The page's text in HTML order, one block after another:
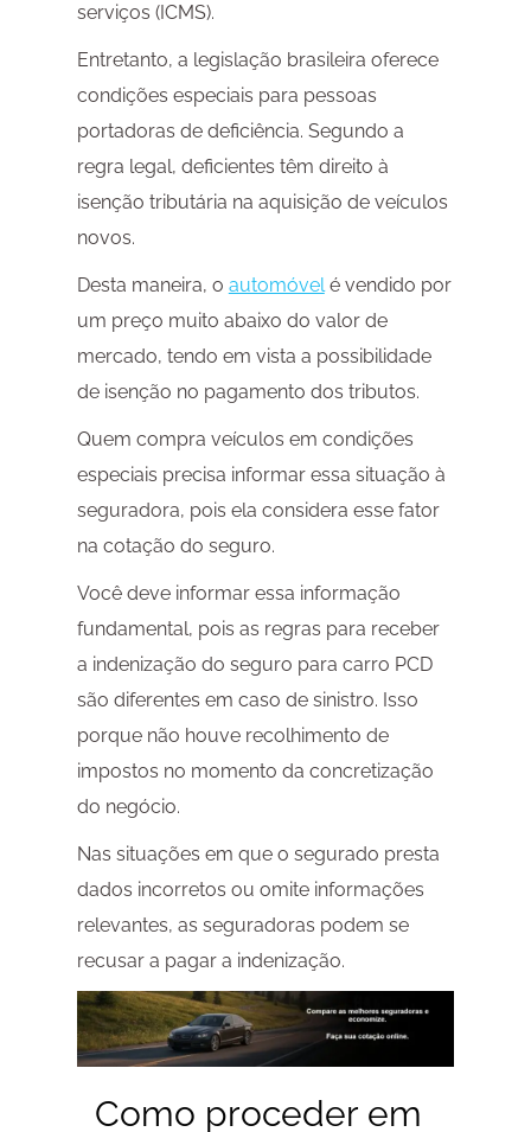
serviços (ICMS).
Entretanto, a legislação brasileira oferece
condições especiais para pessoas
portadoras de deficiência. Segundo a
regra legal, deficientes têm direito à
isenção tributária na aquisição de veículos
novos.
Desta maneira, o automóvelé vendido por
um preço muito abaixo do valor de
mercado, tendo em vista a possibilidade
de isenção no pagamento dos tributos.
Quem compra veículos em condições
especiais precisa informar essa situação à
seguradora, pois ela considera esse fator
na cotação do seguro.
Você deve informar essa informação
fundamental, pois as regras para receber
a indenização do seguro para carro PCD
são diferentes em caso de sinistro. Isso
porque não houve recolhimento de
impostos no momento da concretização
do negócio.
Nas situações em que o segurado presta
dados incorretos ou omite informações
relevantes, as seguradoras podem se
recusar a pagar a indenização.
Como proceder em